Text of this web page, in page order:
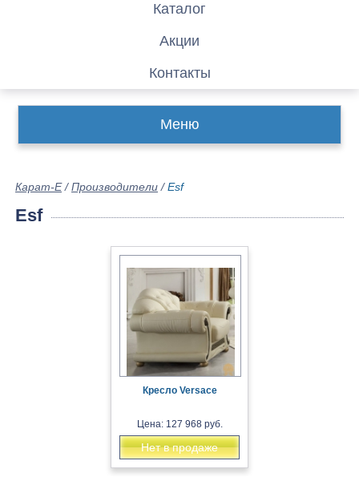
Каталог
Акции
Контакты
Меню
Карат-Е/Производители /Esf
Esf
Кресло Versace
Цена: 127 968 руб.
Нет в продаже